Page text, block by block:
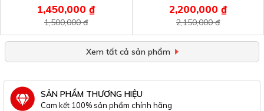
1,450,000 ₫
1,500,000 đ
2,200,000 ₫
2,150,000 đ
Xem tất cả sản phẩm
SẢN PHẨM THƯƠNG HIỆU
Cam kết 100% sản phẩm chính hãng